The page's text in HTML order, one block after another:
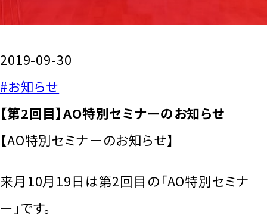
2019-09-30
#お知らせ
【第2回目】AO特別セミナーのお知らせ
【AO特別セミナーのお知らせ】
来月10月19日は第2回目の「AO特別セミナ
ー」です。